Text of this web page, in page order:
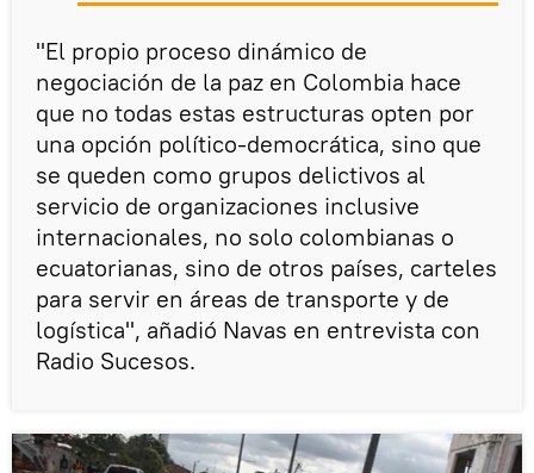
"El propio proceso dinámico de
negociación de la paz en Colombia hace
que no todas estas estructuras opten por
una opción político-democrática, sino que
se queden como grupos delictivos al
servicio de organizaciones inclusive
internacionales, no solo colombianas o
ecuatorianas, sino de otros países, carteles
para servir en áreas de transporte y de
logística", añadió Navas en entrevista con
Radio Sucesos.